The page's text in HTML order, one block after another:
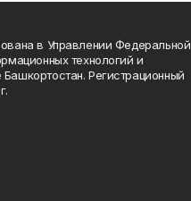
в Управлении Федеральной
технологий и
Регистрационный